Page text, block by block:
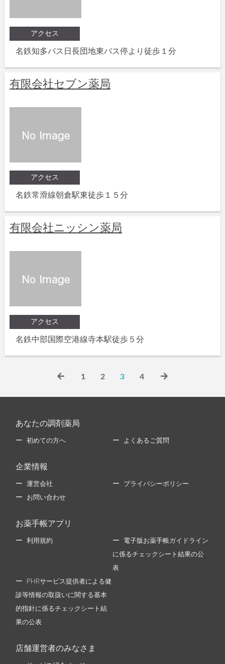
アクセス
名鉄知多バス日長団地東バス停より徒歩１分
有限会社セブン薬局
アクセス
名鉄常滑線朝倉駅東徒歩１５分
有限会社ニッシン薬局
アクセス
名鉄中部国際空港線寺本駅徒歩５分
1 2 3 4
あなたの調剤薬局
初めての方へ よくあるご質問
企業情報
運営会社 プライバシーポリシー
お問い合わせ
お薬手帳アプリ
利用規約 電子版お薬手帳ガイドライン
に係るチェックシート結果の公
表
PHRサービス提供者による健
診等情報の取扱いに関する基本
的指針に係るチェックシート結
果の公表
店舗運営者のみなさま